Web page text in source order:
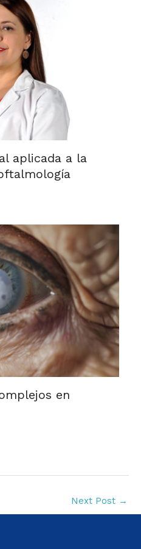
aplicada a la
en
Next Post →